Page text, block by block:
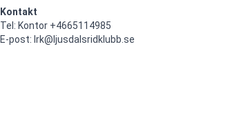
Kontakt
Tel: Kontor +4665114985
E-post: lrk@ljusdalsridklubb.se